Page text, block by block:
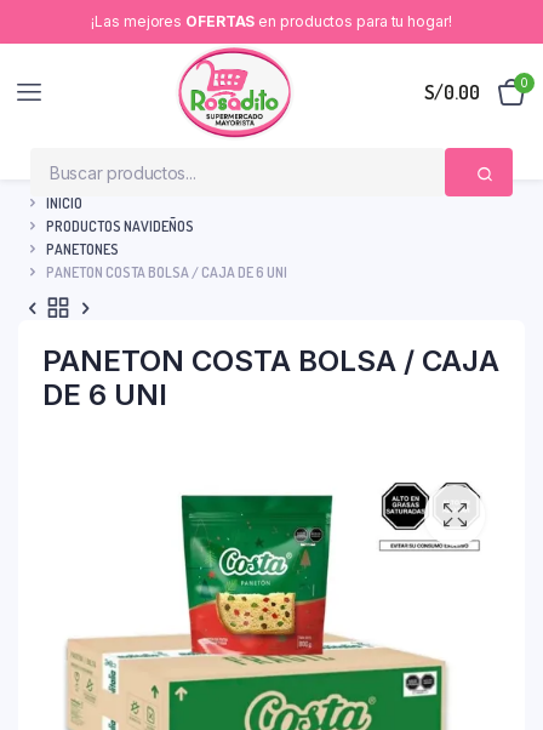
¡Las mejores OFERTAS en productos para tu hogar!
S/0.00 0
INICIO
PRODUCTOS NAVIDEÑOS
PANETONES
PANETON COSTA BOLSA / CAJA DE 6 UNI
PANETON COSTA BOLSA / CAJA
DE 6 UNI